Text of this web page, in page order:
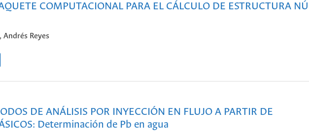
COMPUTACIONAL PARA EL CÁLCULO DE ESTRUCTURA
Andrés Reyes
DE ANÁLISIS POR INYECCIÓN EN FLUJO A PARTIR DE
Determinación de Pb en agua